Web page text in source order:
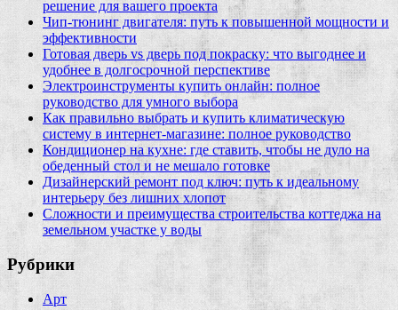
решение для вашего проекта
Чип‑тюнинг двигателя: путь к повышенной мощности и
эффективности
Готовая дверь vs дверь под покраску: что выгоднее и
удобнее в долгосрочной перспективе
Электроинструменты купить онлайн: полное
руководство для умного выбора
Как правильно выбрать и купить климатическую
систему в интернет‑магазине: полное руководство
Кондиционер на кухне: где ставить, чтобы не дуло на
обеденный стол и не мешало готовке
Дизайнерский ремонт под ключ: путь к идеальному
интерьеру без лишних хлопот
Сложности и преимущества строительства коттеджа на
земельном участке у воды
Рубрики
Арт